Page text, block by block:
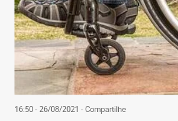
16:50 - 26/08/2021 - Compartilhe